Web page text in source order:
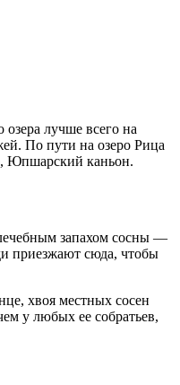
лучше всего на
По пути на озеро Рица
Юпшарский каньон.
запахом сосны —
приезжают сюда, чтобы
хвоя местных сосен
у любых ее собратьев,